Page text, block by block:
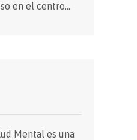
en el centro…
Mental es una